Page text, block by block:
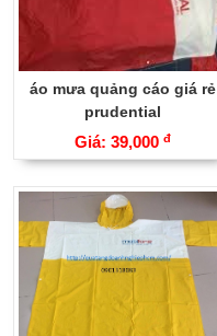
áo mưa quảng cáo giá rẻ
prudential
Giá: 39,000 đ